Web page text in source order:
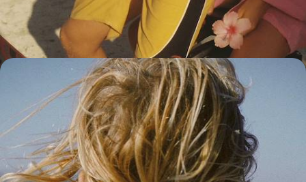
19 jours, de 4300 à 5700 €
De Tahiti aux Tuamotu, la Polynésie en famille -
Poissons-clowns, lagons et lait de coco
Faire le plein de lumière à Tahiti puis Moorea, vivre d’amour et d’eau
(pas si) fraîche à Bora Bora, partir à l’aventure à Rangiroa
15 jours, de 4300 à 5800 €